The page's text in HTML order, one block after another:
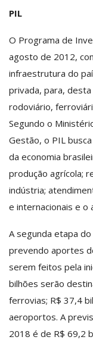
PIL
O Programa de
agosto de 2012,
infraestrutura do
privada, para,
rodoviário,
Segundo o
Gestão, o PIL
da economia
produção agrícola;
indústria;
e internacionais e o
A segunda etapa
prevendo aportes
serem feitos pela
bilhões serão
ferrovias; R$ 37,4
aeroportos. A
2018 é de R$ 69,2